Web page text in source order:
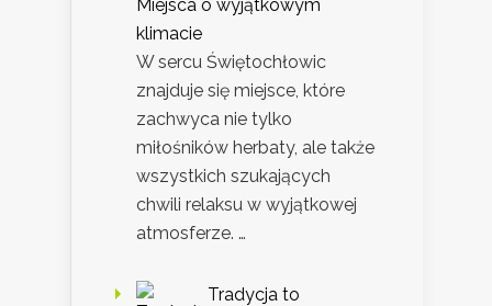
Miejsca o wyjątkowym
klimacie
W sercu Świętochłowic
znajduje się miejsce, które
zachwyca nie tylko
miłośników herbaty, ale także
wszystkich szukających
chwili relaksu w wyjątkowej
atmosferze. …
Tradycja to